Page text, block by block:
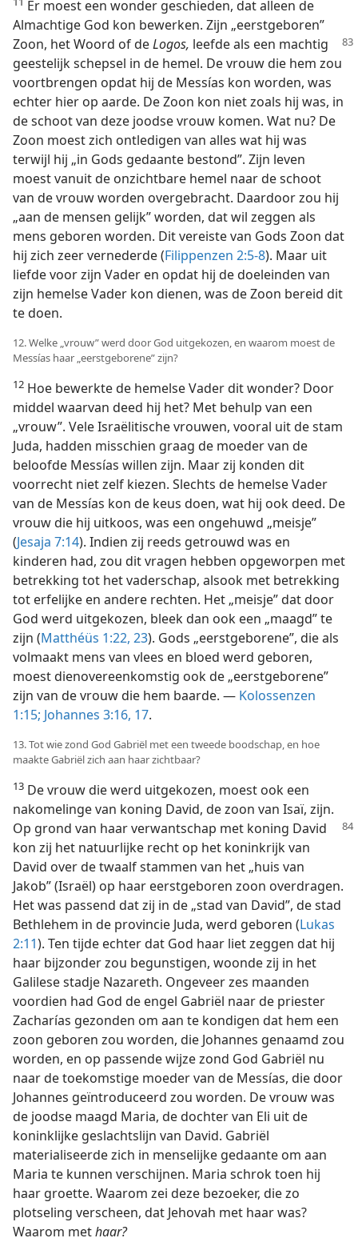
Er moest een wonder geschieden, dat alleen de
Almachtige God kon bewerken. Zijn „eerstgeboren”
Zoon, het Woord of deLogos, leefde als een machtig
geestelijk schepsel in de hemel. De vrouw die hem zou
voortbrengen opdat hij de Messías kon worden, was
echter hier op aarde. De Zoon kon niet zoals hij was, in
de schoot van deze joodse vrouw komen. Wat nu? De
Zoon moest zich ontledigen van alles wat hij was
terwijl hij „in Gods gedaante bestond”. Zijn leven
moest vanuit de onzichtbare hemel naar de schoot
van de vrouw worden overgebracht. Daardoor zou hij
„aan de mensen gelijk” worden, dat wil zeggen als
mens geboren worden. Dit vereiste van Gods Zoon dat
hij zich zeer vernederde (Filippenzen 2:5-8). Maar uit
liefde voor zijn Vader en opdat hij de doeleinden van
zijn hemelse Vader kon dienen, was de Zoon bereid dit
te doen.
12. Welke „vrouw” werd door God uitgekozen, en waarom moest de
Messías haar „eerstgeborene” zijn?
12 Hoe bewerkte de hemelse Vader dit wonder? Door
middel waarvan deed hij het? Met behulp van een
„vrouw”. Vele Israëlitische vrouwen, vooral uit de stam
Juda, hadden misschien graag de moeder van de
beloofde Messías willen zijn. Maar zij konden dit
voorrecht niet zelf kiezen. Slechts de hemelse Vader
van de Messías kon de keus doen, wat hij ook deed. De
vrouw die hij uitkoos, was een ongehuwd „meisje”
(Jesaja 7:14). Indien zij reeds getrouwd was en
kinderen had, zou dit vragen hebben opgeworpen met
betrekking tot het vaderschap, alsook met betrekking
tot erfelijke en andere rechten. Het „meisje” dat door
God werd uitgekozen, bleek dan ook een „maagd” te
zijn (Matthéüs 1:22, 23). Gods „eerstgeborene”, die als
volmaakt mens van vlees en bloed werd geboren,
moest dienovereenkomstig ook de „eerstgeborene”
zijn van de vrouw die hem baarde. — Kolossenzen
1:15; Johannes 3:16, 17.
13. Tot wie zond God Gabriël met een tweede boodschap, en hoe
maakte Gabriël zich aan haar zichtbaar?
13 De vrouw die werd uitgekozen, moest ook een
nakomelinge van koning David, de zoon van Isaï, zijn.
Op grond van haar verwantschap met koning David
kon zij het natuurlijke recht op het koninkrijk van
David over de twaalf stammen van het „huis van
Jakob” (Israël) op haar eerstgeboren zoon overdragen.
Het was passend dat zij in de „stad van David”, de stad
Bethlehem in de provincie Juda, werd geboren (Lukas
2:11). Ten tijde echter dat God haar liet zeggen dat hij
haar bijzonder zou begunstigen, woonde zij in het
Galilese stadje Nazareth. Ongeveer zes maanden
voordien had God de engel Gabriël naar de priester
Zacharías gezonden om aan te kondigen dat hem een
zoon geboren zou worden, die Johannes genaamd zou
worden, en op passende wijze zond God Gabriël nu
naar de toekomstige moeder van de Messías, die door
Johannes geïntroduceerd zou worden. De vrouw was
de joodse maagd Maria, de dochter van Eli uit de
koninklijke geslachtslijn van David. Gabriël
materialiseerde zich in menselijke gedaante om aan
Maria te kunnen verschijnen. Maria schrok toen hij
haar groette. Waarom zei deze bezoeker, die zo
plotseling verscheen, dat Jehovah met haar was?
Waarom methaar?